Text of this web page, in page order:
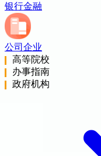
银行金融
公司企业
高等院校
办事指南
政府机构